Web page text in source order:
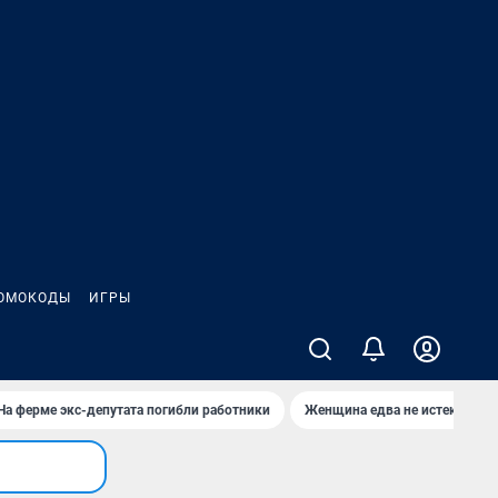
ИГРЫ
ферме экс-депутата погибли работники Женщина едва не истекла